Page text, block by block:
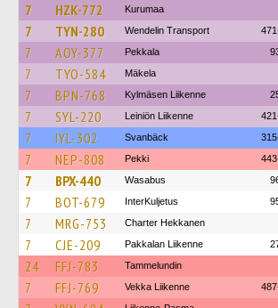
7 HZK-772 Kurumaa
7 TYN-280 Wendelin Transport
7 AOY-377 Pekkala
7 TYO-584 Mäkela
7 BPN-768 Kylmäsen Liikenne
7 SYL-220 Leiniön Liikenne
7 IYL-302 Svanbäck
7 NEP-808 Pekki
7 BPX-440 Wasabus
7 BOT-679 InterKuljetus
7 MRG-753 Charter Hekkanen
7 CJE-209 Pakkalan Liikenne
24 FFJ-783 Tammelundin
7 FFJ-769 Vekka Liikenne